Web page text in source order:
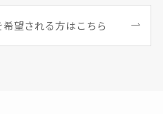
望される方はこちら